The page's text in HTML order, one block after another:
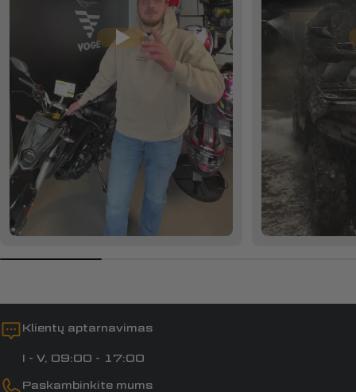
Klientų aptarnavimas
I - V, 09:00 - 17:00
Paskambinkite mums